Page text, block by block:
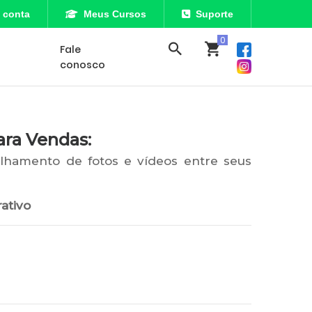
conta Meus Cursos Suporte
Fale
conosco
Vendas:
de fotos e vídeos entre seus